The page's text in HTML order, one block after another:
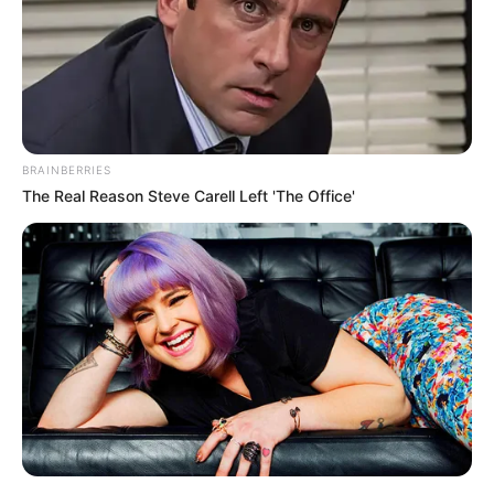
BRAINBERRIES
The Real Reason Steve Carell Left 'The Office'